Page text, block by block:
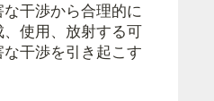
干渉から合理的に
使用、放射する可
干渉を引き起こす